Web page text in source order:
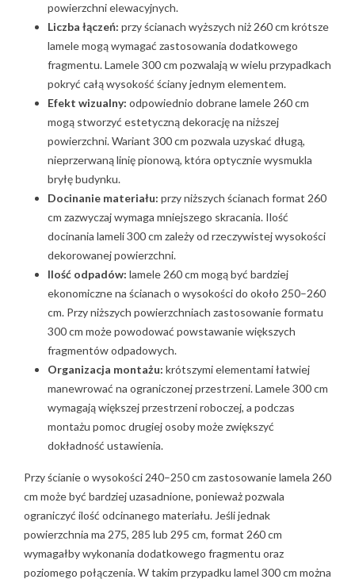
powierzchni elewacyjnych.
Liczba łączeń: przy ścianach wyższych niż 260 cm krótsze
lamele mogą wymagać zastosowania dodatkowego
fragmentu. Lamele 300 cm pozwalają w wielu przypadkach
pokryć całą wysokość ściany jednym elementem.
Efekt wizualny: odpowiednio dobrane lamele 260 cm
mogą stworzyć estetyczną dekorację na niższej
powierzchni. Wariant 300 cm pozwala uzyskać długą,
nieprzerwaną linię pionową, która optycznie wysmukla
bryłę budynku.
Docinanie materiału: przy niższych ścianach format 260
cm zazwyczaj wymaga mniejszego skracania. Ilość
docinania lameli 300 cm zależy od rzeczywistej wysokości
dekorowanej powierzchni.
Ilość odpadów: lamele 260 cm mogą być bardziej
ekonomiczne na ścianach o wysokości do około 250–260
cm. Przy niższych powierzchniach zastosowanie formatu
300 cm może powodować powstawanie większych
fragmentów odpadowych.
Organizacja montażu: krótszymi elementami łatwiej
manewrować na ograniczonej przestrzeni. Lamele 300 cm
wymagają większej przestrzeni roboczej, a podczas
montażu pomoc drugiej osoby może zwiększyć
dokładność ustawienia.
Przy ścianie o wysokości 240–250 cm zastosowanie lamela 260
cm może być bardziej uzasadnione, ponieważ pozwala
ograniczyć ilość odcinanego materiału. Jeśli jednak
powierzchnia ma 275, 285 lub 295 cm, format 260 cm
wymagałby wykonania dodatkowego fragmentu oraz
poziomego połączenia. W takim przypadku lamel 300 cm można